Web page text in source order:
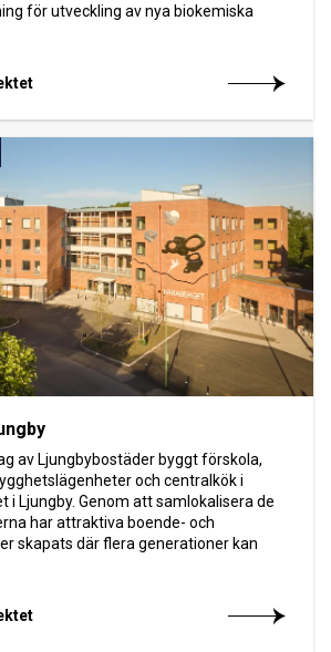
för utveckling av nya biokemiska
av Ljungbybostäder byggt förskola,
och centralkök i
i Ljungby. Genom att samlokalisera de
har attraktiva boende- och
skapats där flera generationer kan